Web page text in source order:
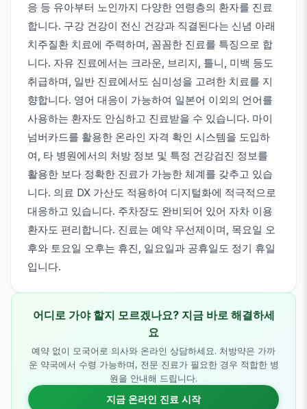
응 등 유아부터 노인까지 다양한 연령층의 환자를 진료
합니다. 구강 건강이 전신 건강과 직결된다는 신념 아래
치주질환 치료에 주력하며, 꼼꼼한 진료를 특징으로 합
니다. 자유 진료에서는 크라운, 브리지, 틀니, 미백 등도
취급하며, 일반 진료에서도 심미성을 고려한 치료를 지
향합니다. 영어 대응이 가능하여 일본어 이외의 언어를
사용하는 환자도 안심하고 진료받을 수 있습니다. 마이
넘버카드를 활용한 온라인 자격 확인 시스템을 도입하
여, 타 병원에서의 처방 정보 및 특정 건강검진 정보를
활용한 보다 정확한 진료가 가능한 체계를 갖추고 있습
니다. 의료 DX 가산도 적용하여 디지털화에 적극적으로
대응하고 있습니다. 주차장도 완비되어 있어 자차 이용
환자도 편리합니다. 진료는 예약 우선제이며, 목요일 오
후와 토요일 오후는 휴진, 일요일과 공휴일도 정기 휴일
입니다.
어디로 가야 할지 모르겠나요? 지금 바로 해결하세
요
예약 없이 모국어로 의사와 온라인 상담하세요. 처방약은 가까
운 약국에서 수령 가능하며, 전문 진료가 필요한 경우 적합한 병
원을 안내해 드립니다.
지금 온라인 진료 시작